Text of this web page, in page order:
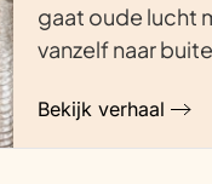
gaat oude lucht
vanzelf naar
Bekijk verhaal